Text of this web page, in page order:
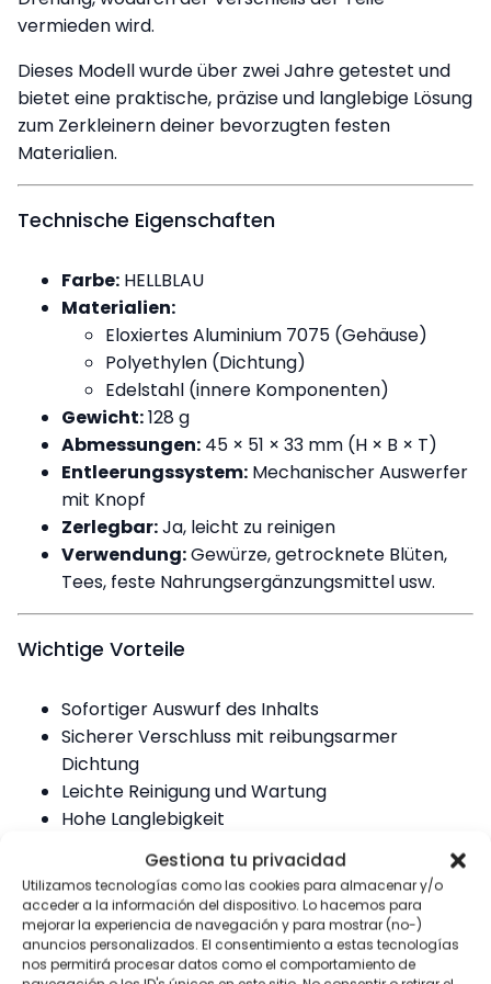
Gestiona tu privacidad
Utilizamos tecnologías como las cookies para almacenar y/o
acceder a la información del dispositivo. Lo hacemos para
mejorar la experiencia de navegación y para mostrar (no-)
anuncios personalizados. El consentimiento a estas tecnologías
nos permitirá procesar datos como el comportamiento de
vermieden wird.
Dieses Modell wurde über zwei Jahre getestet und
bietet eine praktische, präzise und langlebige Lösung
zum Zerkleinern deiner bevorzugten festen
Materialien.
Technische Eigenschaften
Farbe: HELLBLAU
Materialien:
Eloxiertes Aluminium 7075 (Gehäuse)
Polyethylen (Dichtung)
Edelstahl (innere Komponenten)
Gewicht:128 g
Abmessungen: 45 × 51 × 33 mm (H × B × T)
Entleerungssystem: Mechanischer Auswerfer
mit Knopf
Zerlegbar:Ja, leicht zu reinigen
Verwendung:Gewürze, getrocknete Blüten,
Tees, feste Nahrungsergänzungsmittel usw.
Wichtige Vorteile
Sofortiger Auswurf des Inhalts
Sicherer Verschluss mit reibungsarmer
Dichtung
Leichte Reinigung und Wartung
Hohe Langlebigkeit
Kompakt, tragbar und effizient
Ähnliche Produkte mitQuick Grinder